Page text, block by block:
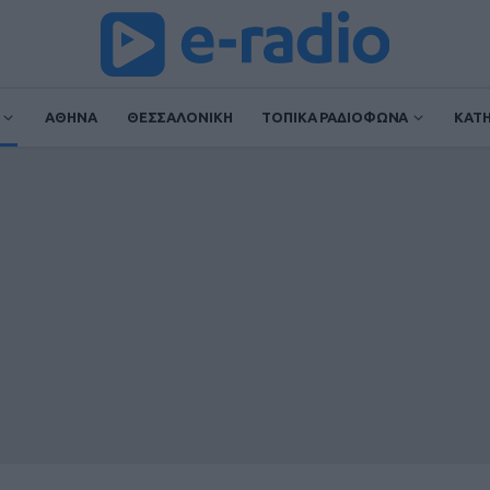
ΑΘΗΝΑ ΘΕΣΣΑΛΟΝΙΚΗ ΤΟΠΙΚΑ ΡΑΔΙΟΦΩΝΑ